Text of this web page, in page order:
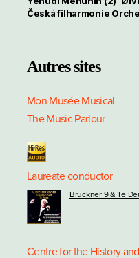
Česká filharmonie
Autres sites
Mon Musée Musical
The Music Parlour
Laureate conductor
Bruckner 9 & Te
Centre for the History